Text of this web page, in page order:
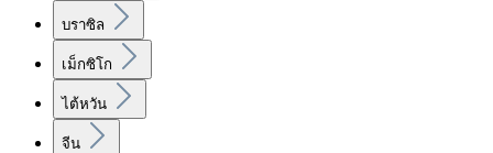
บราซิล
เม็กซิโก
ไต้หวัน
จีน